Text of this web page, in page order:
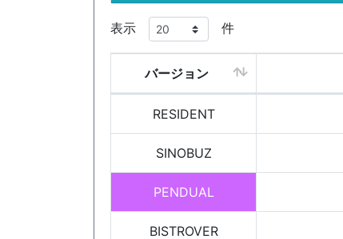
表示 件
バージョン
RESIDENT
SINOBUZ
PENDUAL
BISTROVER